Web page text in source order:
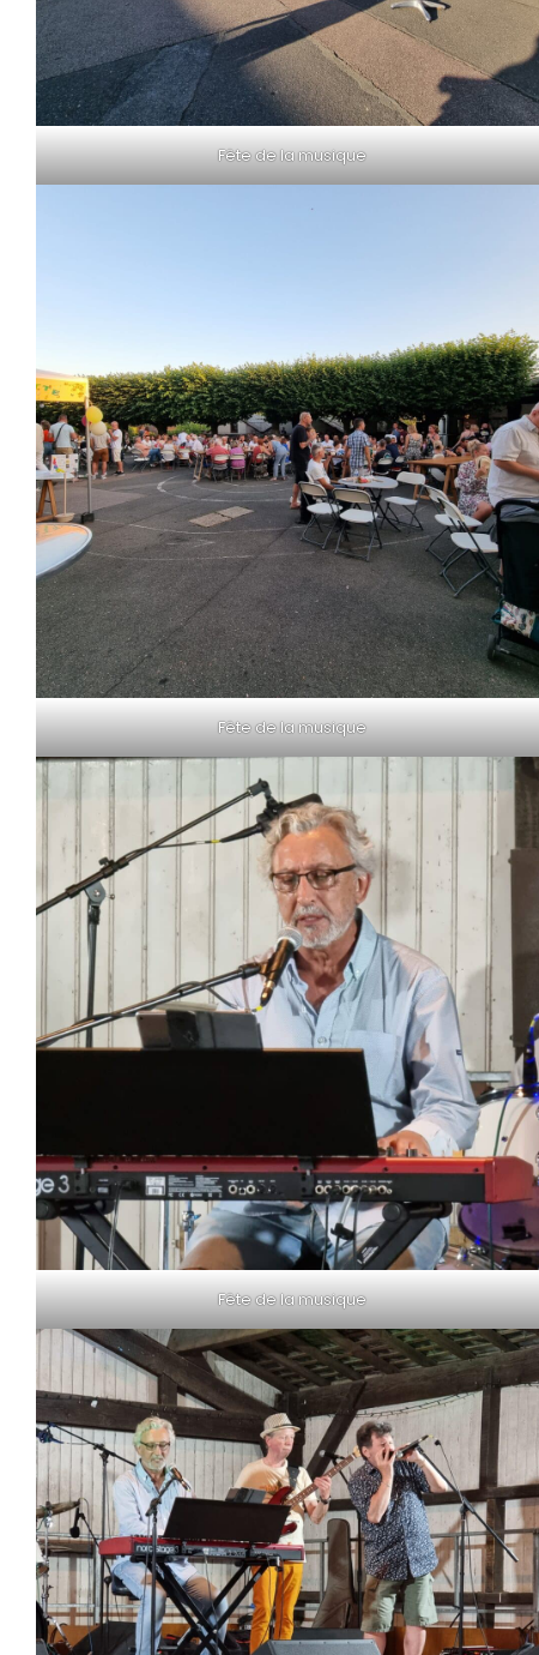
Fête de la musique
Fête de la musique
Fête de la musique